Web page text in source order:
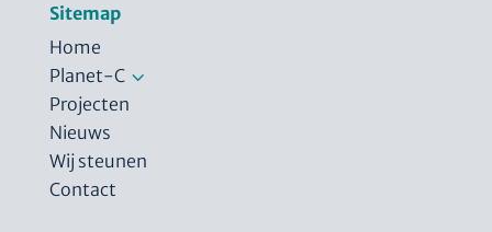
Sitemap
Home
Planet-C3
Projecten
Nieuws
Wij steunen
Contact